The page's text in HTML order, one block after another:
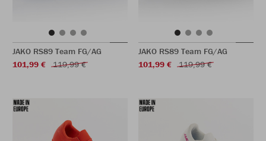
JAKO RS89 Team FG/AG
101,99 €
119,99 €
JAKO RS89 Team FG/AG
101,99 €
119,99 €